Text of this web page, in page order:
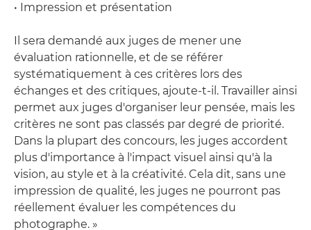
• Impression et présentation
Il sera demandé aux juges de mener une
évaluation rationnelle, et de se référer
systématiquement à ces critères lors des
échanges et des critiques, ajoute-t-il. Travailler ainsi
permet aux juges d'organiser leur pensée, mais les
critères ne sont pas classés par degré de priorité.
Dans la plupart des concours, les juges accordent
plus d'importance à l'impact visuel ainsi qu'à la
vision, au style et à la créativité. Cela dit, sans une
impression de qualité, les juges ne pourront pas
réellement évaluer les compétences du
photographe. »